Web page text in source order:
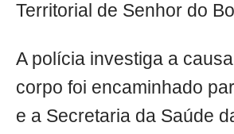
Territorial de Senhor do
A polícia investiga a
corpo foi encaminhado
e a Secretaria da Saúde